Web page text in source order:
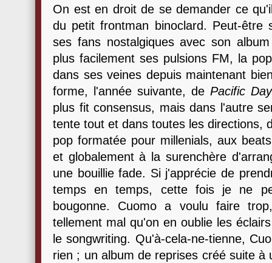
On est en droit de se demander ce
du petit frontman binoclard. Peut-être
ses fans nostalgiques avec son
plus facilement ses pulsions FM, la
dans ses veines depuis maintenant
forme, l'année suivante, de Pacific
plus fit consensus, mais dans l'autre
tente tout et dans toutes les directions,
pop formatée pour millenials, aux
et globalement à la surenchère
une bouillie fade. Si j'apprécie de
temps en temps, cette fois je ne
bougonne. Cuomo a voulu faire
tellement mal qu'on en oublie les
le songwriting. Qu'à-cela-ne-tienne,
rien ; un album de reprises créé suite